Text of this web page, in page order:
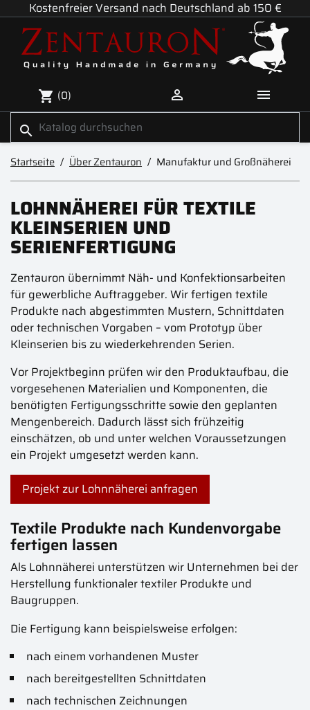
Kostenfreier Versand nach Deutschland ab 150 €
shopping_cart (0)  
search
Startseite Über Zentauron Manufaktur und Großnäherei
LOHNNÄHEREI FÜR TEXTILE
KLEINSERIEN UND
SERIENFERTIGUNG
Zentauron übernimmt Näh- und Konfektionsarbeiten
für gewerbliche Auftraggeber. Wir fertigen textile
Produkte nach abgestimmten Mustern, Schnittdaten
oder technischen Vorgaben – vom Prototyp über
Kleinserien bis zu wiederkehrenden Serien.
Vor Projektbeginn prüfen wir den Produktaufbau, die
vorgesehenen Materialien und Komponenten, die
benötigten Fertigungsschritte sowie den geplanten
Mengenbereich. Dadurch lässt sich frühzeitig
einschätzen, ob und unter welchen Voraussetzungen
ein Projekt umgesetzt werden kann.
Projekt zur Lohnnäherei anfragen
Textile Produkte nach Kundenvorgabe
fertigen lassen
Als Lohnnäherei unterstützen wir Unternehmen bei der
Herstellung funktionaler textiler Produkte und
Baugruppen.
Die Fertigung kann beispielsweise erfolgen:
nach einem vorhandenen Muster
nach bereitgestellten Schnittdaten
nach technischen Zeichnungen